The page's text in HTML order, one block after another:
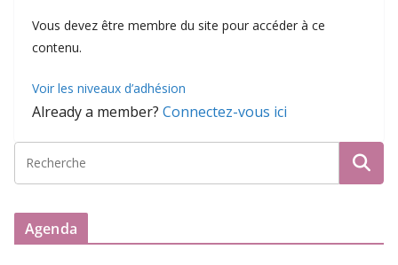
Vous devez être membre du site pour accéder à ce
contenu.
Voir les niveaux d’adhésion
Already a member? Connectez-vous ici
Agenda